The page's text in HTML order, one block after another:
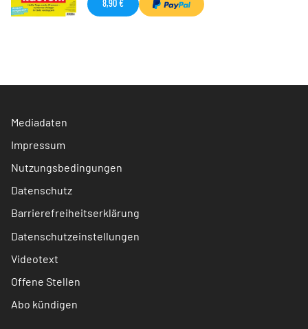
8,90 €
Mediadaten
Impressum
Nutzungsbedingungen
Datenschutz
Barrierefreiheitserklärung
Datenschutzeinstellungen
Videotext
Offene Stellen
Abo kündigen